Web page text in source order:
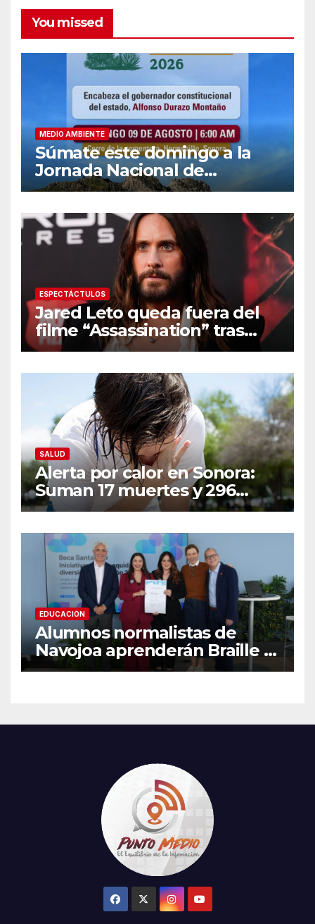
You missed
MEDIO AMBIENTE
Súmate este domingo a la
Jornada Nacional de
Reforestación 2026
ESPECTÁCTULOS
Jared Leto queda fuera del
filme “Assassination” tras
resurgir denuncias de
SALUD
Alerta por calor en Sonora:
Suman 17 muertes y 296
casos; estas son las
señales de alarma
EDUCACIÓN
Alumnos normalistas de
Navojoa aprenderán Braille y
Lengua de Señas tras ganar